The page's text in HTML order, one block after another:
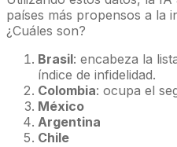
países más propensos a la
¿Cuáles son?
Brasil: encabeza la
índice de infidelidad.
Colombia: ocupa el
México
Argentina
Chile